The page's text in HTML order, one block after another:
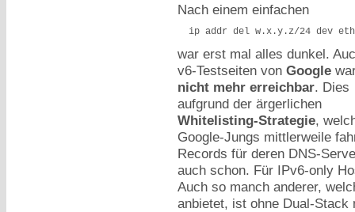
Nach einem einfachen
ip addr del w.x.y.z/24 dev
war erst mal alles dunkel.
v6-Testseiten von Google
nicht mehr erreichbar. Dies
aufgrund der ärgerlichen
Whitelisting-Strategie,
Google-Jungs mittlerweile
Records für deren DNS-
auch schon. Für IPv6-only
Auch so manch anderer,
anbietet, ist ohne Dual-Stack